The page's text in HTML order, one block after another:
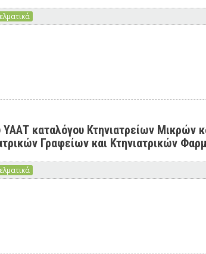
ΥΑΑΤ καταλόγου Κτηνιατρείων
Γραφείων και Κτηνιατρικών